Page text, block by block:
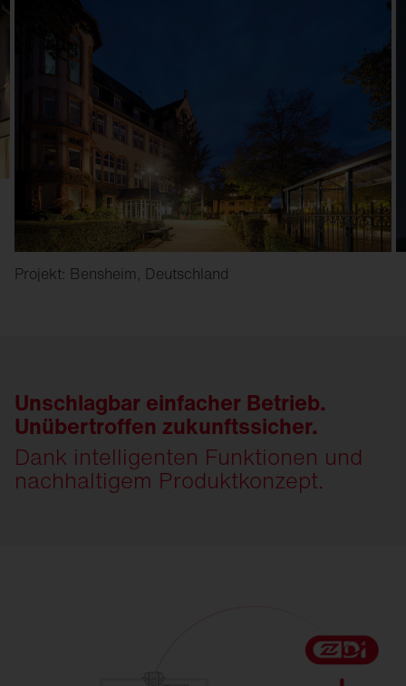
Projekt: Bensheim, Deutschland
Unschlagbar einfacher Betrieb.
Unübertroffen zukunftssicher.
Dank intelligenten Funktionen und
nachhaltigem Produktkonzept.